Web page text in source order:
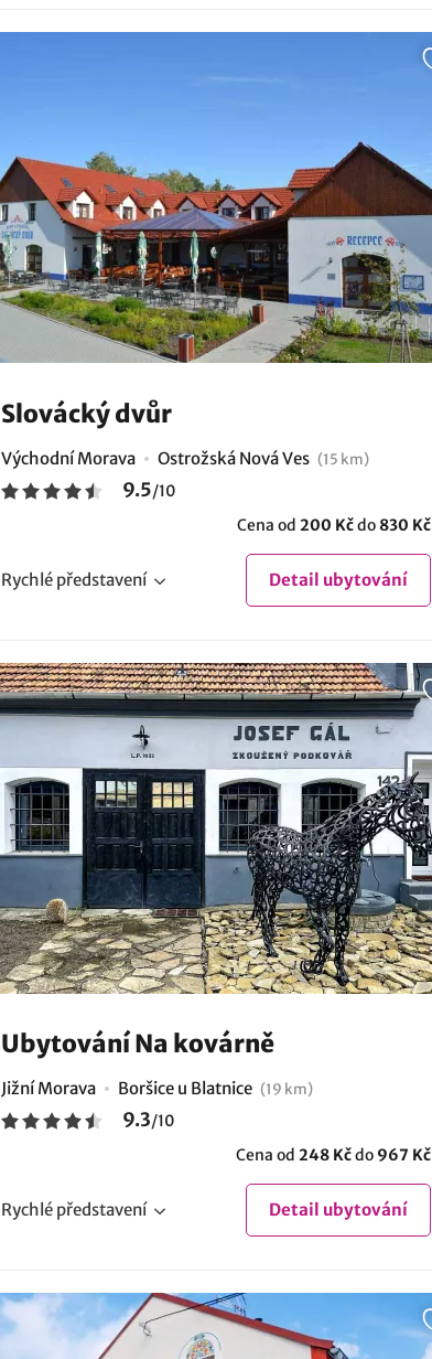
Slovácký dvůr
Východní Morava Ostrožská Nová Ves (15 km)
9.5/10
Cena od 200 Kčdo 830 Kč
Rychlé představení Detail ubytování
Ubytování Na kovárně
Jižní Morava Boršice u Blatnice (19 km)
9.3/10
Cena od 248 Kčdo 967 Kč
Rychlé představení Detail ubytování